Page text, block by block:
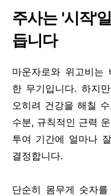
주사는 '시작'
듭니다
마운자로와 위고비는
한 무기입니다. 하지
오히려 건강을 해칠
수분, 규칙적인 근력
투여 기간에 얼마나
결정합니다.
단순히 몸무게 숫자